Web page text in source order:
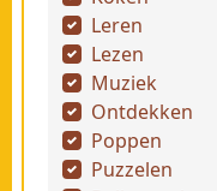
Leren
Lezen
Muziek
Ontdekken
Poppen
Puzzelen